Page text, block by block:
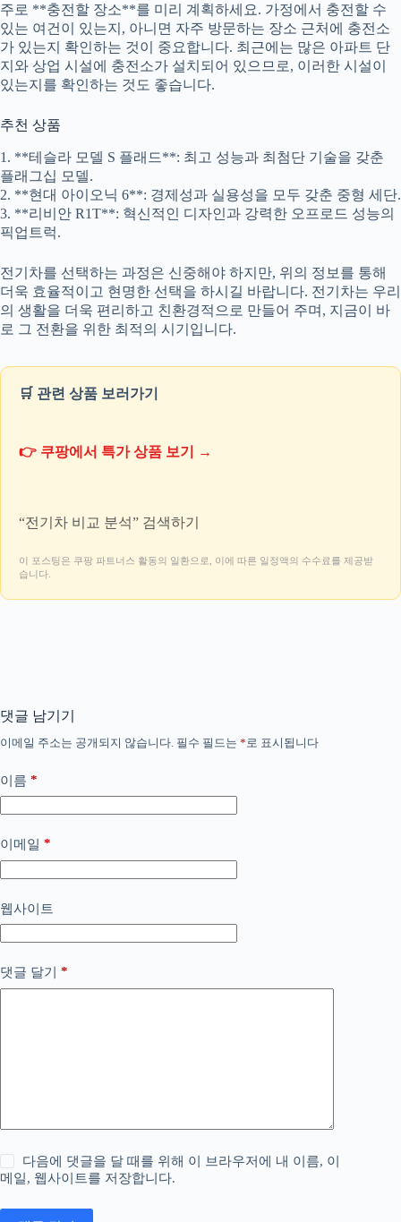
주로 **충전할 장소**를 미리 계획하세요. 가정에서 충전할 수
있는 여건이 있는지, 아니면 자주 방문하는 장소 근처에 충전소
가 있는지 확인하는 것이 중요합니다. 최근에는 많은 아파트 단
지와 상업 시설에 충전소가 설치되어 있으므로, 이러한 시설이
있는지를 확인하는 것도 좋습니다.
추천 상품
1. **테슬라 모델 S 플래드**: 최고 성능과 최첨단 기술을 갖춘
플래그십 모델.
2. **현대 아이오닉 6**: 경제성과 실용성을 모두 갖춘 중형 세단.
3. **리비안 R1T**: 혁신적인 디자인과 강력한 오프로드 성능의
픽업트럭.
전기차를 선택하는 과정은 신중해야 하지만, 위의 정보를 통해
더욱 효율적이고 현명한 선택을 하시길 바랍니다. 전기차는 우리
의 생활을 더욱 편리하고 친환경적으로 만들어 주며, 지금이 바
로 그 전환을 위한 최적의 시기입니다.
🛒 관련 상품 보러가기
👉 쿠팡에서 특가 상품 보기 →
“전기차 비교 분석” 검색하기
이 포스팅은 쿠팡 파트너스 활동의 일환으로, 이에 따른 일정액의 수수료를 제공받
습니다.
댓글 남기기
이메일 주소는 공개되지 않습니다. 필수 필드는 * 로 표시됩니다
이름 *
이메일 *
웹사이트
댓글 달기 *
다음에 댓글을 달 때를 위해 이 브라우저에 내 이름, 이
메일, 웹사이트를 저장합니다.